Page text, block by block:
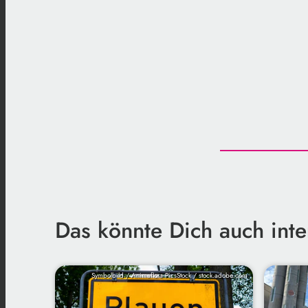
Das könnte Dich auch
Symbolbild / Animaflora PicsStock / stock.adobe.com